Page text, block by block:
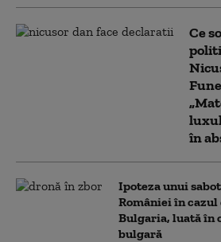
Ce
în
Ipoteza unui
României în
Bulgaria, luată în
bulgară